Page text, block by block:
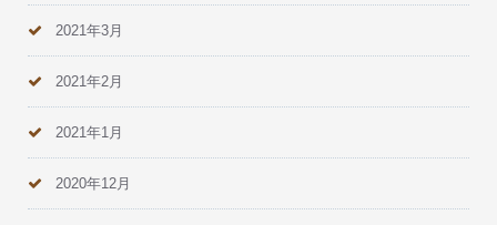
2021年3月
2021年2月
2021年1月
2020年12月